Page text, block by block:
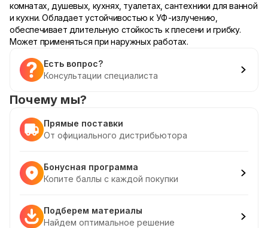
комнатах, душевых, кухнях, туалетах, сантехники для ванной
и кухни. Обладает устойчивостью к УФ-излучению,
обеспечивает длительную стойкость к плесени и грибку.
Может применяться при наружных работах.
Есть вопрос?
Консультации специалиста
Почему мы?
Прямые поставки
От официального дистрибьютора
Бонусная программа
Копите баллы с каждой покупки
Подберем материалы
Найдем оптимальное решение